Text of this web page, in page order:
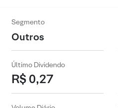
Segmento
Outros
Último Dividendo
R$ 0,27